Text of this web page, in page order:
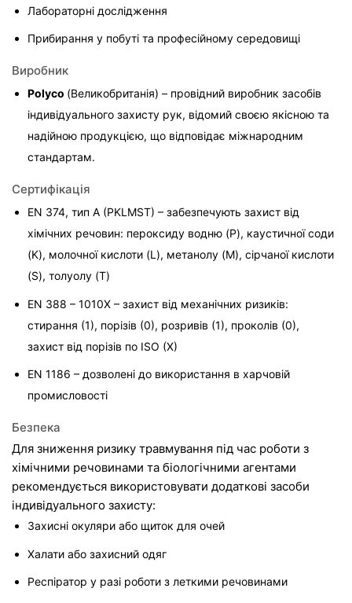
Лабораторні дослідження
Прибирання у побуті та професійному середовищі
Виробник
Polyco (Великобританія) – провідний виробник засобів
індивідуального захисту рук, відомий своєю якісною та
надійною продукцією, що відповідає міжнародним
стандартам.
Сертифікація
EN 374, тип A (PKLMST) – забезпечують захист від
хімічних речовин: пероксиду водню (P), каустичної соди
(K), молочної кислоти (L), метанолу (M), сірчаної кислоти
(S), толуолу (T)
EN 388 – 1010X – захист від механічних ризиків:
стирання (1), порізів (0), розривів (1), проколів (0),
захист від порізів по ISO (X)
EN 1186 – дозволені до використання в харчовій
промисловості
Безпека
Для зниження ризику травмування під час роботи з
хімічними речовинами та біологічними агентами
рекомендується використовувати додаткові засоби
індивідуального захисту:
Захисні окуляри або щиток для очей
Халати або захисний одяг
Респіратор у разі роботи з леткими речовинами